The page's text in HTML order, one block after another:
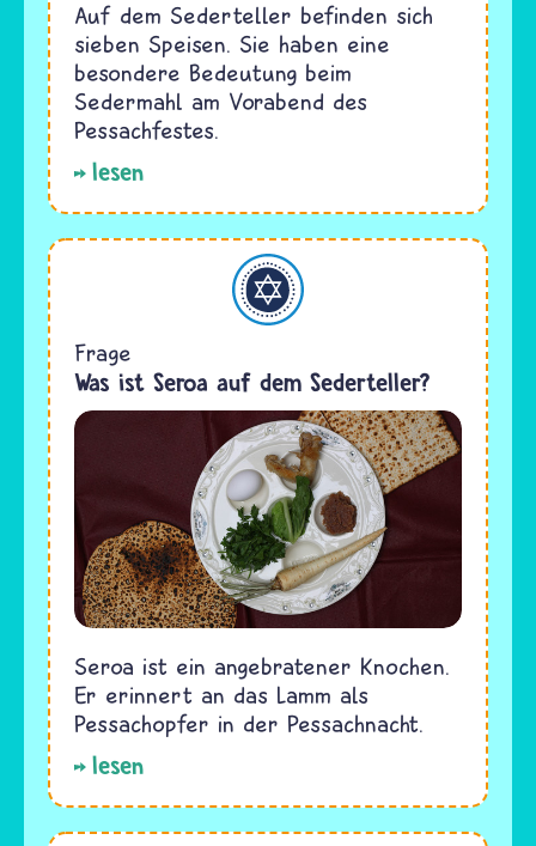
Auf dem Sederteller befinden sich
sieben Speisen. Sie haben eine
besondere Bedeutung beim
Sedermahl am Vorabend des
Pessachfestes.
lesen
Judentum
Frage
Was ist Seroa auf dem Sederteller?
Seroa ist ein angebratener Knochen.
Er erinnert an das Lamm als
Pessachopfer in der Pessachnacht.
lesen